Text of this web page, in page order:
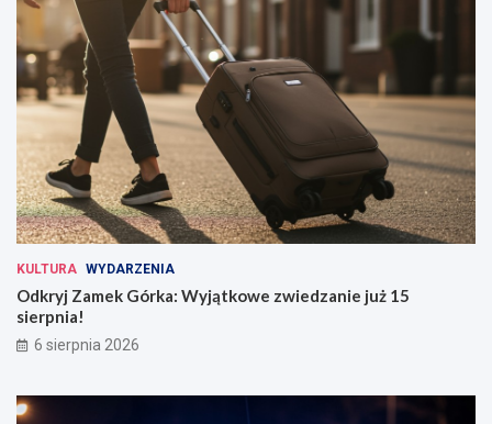
KULTURA WYDARZENIA
Odkryj Zamek Górka: Wyjątkowe zwiedzanie już 15
sierpnia!
6 sierpnia 2026